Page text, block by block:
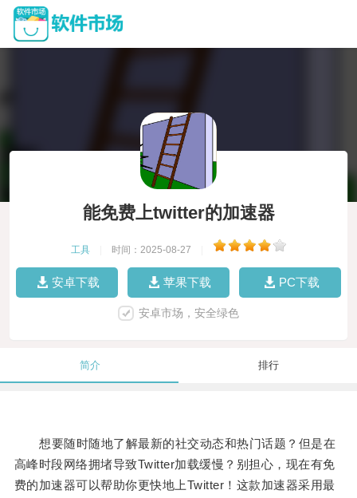
能免费上twitter的加速器
工具 时间：2025-08-27
安卓下载 苹果下载 PC下载
安卓市场，安全绿色
简介 排行
想要随时随地了解最新的社交动态和热门话题？但是在
高峰时段网络拥堵导致Twitter加载缓慢？别担心，现在有免
费的加速器可以帮助你更快地上Twitter！这款加速器采用最